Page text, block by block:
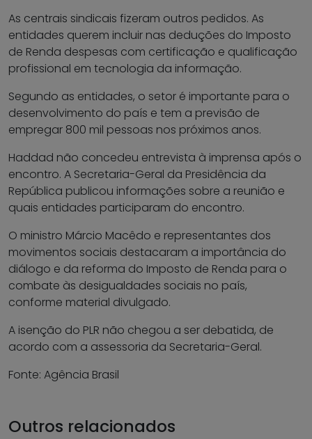
As centrais sindicais fizeram outros pedidos. As
entidades querem incluir nas deduções do Imposto
de Renda despesas com certificação e qualificação
profissional em tecnologia da informação.
Segundo as entidades, o setor é importante para o
desenvolvimento do país e tem a previsão de
empregar 800 mil pessoas nos próximos anos.
Haddad não concedeu entrevista à imprensa após o
encontro. A Secretaria-Geral da Presidência da
República publicou informações sobre a reunião e
quais entidades participaram do encontro.
O ministro Márcio Macêdo e representantes dos
movimentos sociais destacaram a importância do
diálogo e da reforma do Imposto de Renda para o
combate às desigualdades sociais no país,
conforme material divulgado.
A isenção do PLR não chegou a ser debatida, de
acordo com a assessoria da Secretaria-Geral.
Fonte: Agência Brasil
Outros relacionados